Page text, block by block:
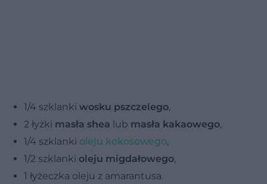
1/4 szklanki wosku pszczelego,
2 łyżki masła shea lub masła kakaowego,
1/4 szklanki oleju kokosowego,
1/2 szklanki oleju migdałowego,
1 łyżeczka oleju z amarantusa.